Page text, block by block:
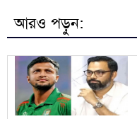
ভারতীয় পণ্য ও
৯ পাকিস্তানি যুবক ও
১০ সন্ত্রাস ও নৈরাজ্য
ইসলামী যুব
আরও পড়ুন: